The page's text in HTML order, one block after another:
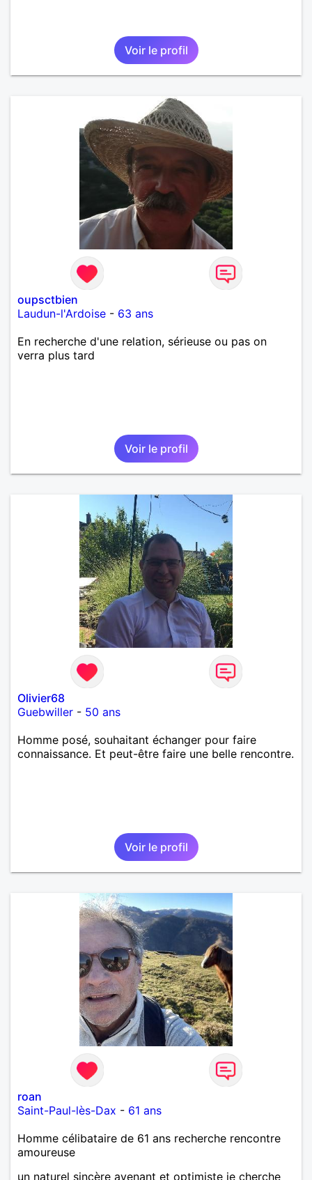
Voir le profil
oupsctbien
Laudun-l'Ardoise - 63 ans
En recherche d'une relation, sérieuse ou pas on
verra plus tard
Voir le profil
Olivier68
Guebwiller - 50 ans
Homme posé, souhaitant échanger pour faire
connaissance. Et peut-être faire une belle rencontre.
Voir le profil
roan
Saint-Paul-lès-Dax - 61 ans
Homme célibataire de 61 ans recherche rencontre
amoureuse
un naturel sincère avenant et optimiste je cherche